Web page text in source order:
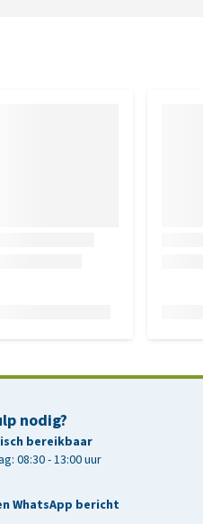
nodig?
bereikbaar
08:30 - 13:00 uur
WhatsApp bericht